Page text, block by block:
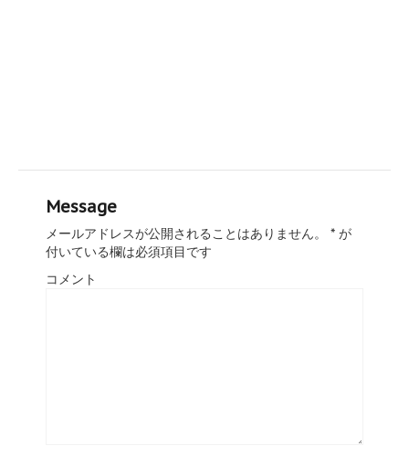
Message
メールアドレスが公開されることはありません。 * が
付いている欄は必須項目です
コメント